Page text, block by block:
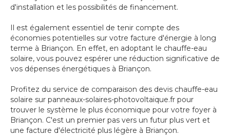
d'installation et les possibilités de financement.
Il est également essentiel de tenir compte des
économies potentielles sur votre facture d'énergie à long
terme à Briançon. En effet, en adoptant le chauffe-eau
solaire, vous pouvez espérer une réduction significative de
vos dépenses énergétiques à Briançon.
Profitez du service de comparaison des devis chauffe-eau
solaire sur panneaux-solaires-photovoltaique.fr pour
trouver le système le plus économique pour votre foyer à
Briançon. C'est un premier pas vers un futur plus vert et
une facture d'électricité plus légère à Briançon.